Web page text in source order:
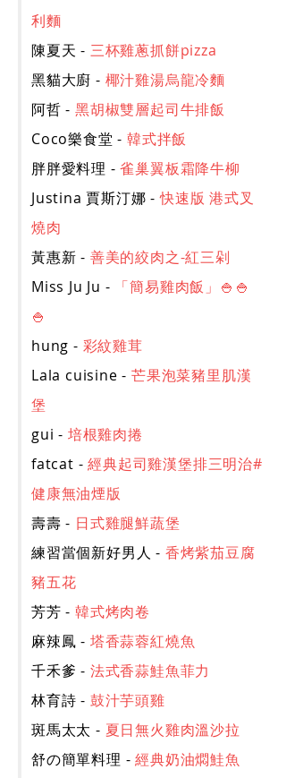
利麵
陳夏天 - 三杯雞蔥抓餅pizza
黑貓大廚 - 椰汁雞湯烏龍冷麵
阿哲 - 黑胡椒雙層起司牛排飯
Coco樂食堂 - 韓式拌飯
胖胖愛料理 -雀巢翼板霜降牛柳
Justina 賈斯汀娜 -快速版 港式叉
燒肉
黃惠新 - 善美的絞肉之-紅三剁
Miss Ju Ju -
「簡易雞肉飯」🍚🍚
🍚
hung - 彩紋雞茸
Lala cuisine -芒果泡菜豬里肌漢
堡
gui - 培根雞肉捲
fatcat -經典起司雞漢堡排三明治#
健康無油煙版
壽壽 - 日式雞腿鮮蔬堡
練習當個新好男人 - 香烤紫茄豆腐
豬五花
芳芳 - 韓式烤肉卷
麻辣鳳 - 塔香蒜蓉紅燒魚
千禾爹 - 法式香蒜鮭魚菲力
林育詩 - 鼓汁芋頭雞
斑馬太太 - 夏日無火雞肉溫沙拉
舒の簡單料理 -經典奶油燜鮭魚